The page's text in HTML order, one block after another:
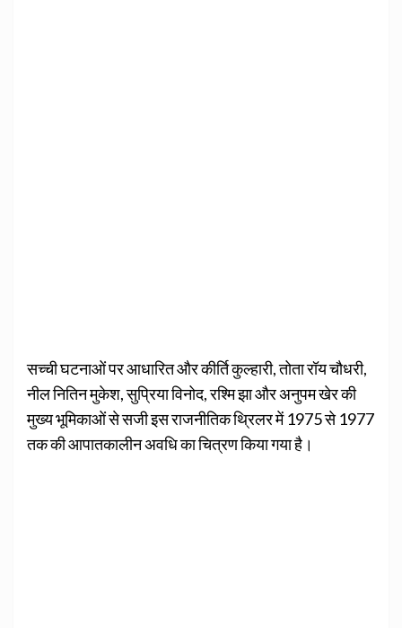
सच्‍ची घटनाओं पर आधारित और कीर्ति कुल्‍हारी, तोता रॉय चौधरी,
नील नितिन मुकेश, सुप्रिया विनोद, रश्मि झा और अनुपम खेर की
मुख्‍य भूमिकाओं से सजी इस राजनीतिक थ्रिलर में 1975 से 1977
तक की आपातकालीन अवधि का चि‍त्रण किया गया है।